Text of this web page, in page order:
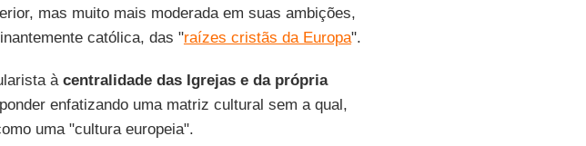
mas muito mais moderada em suas ambições,
católica, das "raízes cristãs da Europa".
à centralidade das Igrejas e da própria
enfatizando uma matriz cultural sem a qual,
uma "cultura europeia".